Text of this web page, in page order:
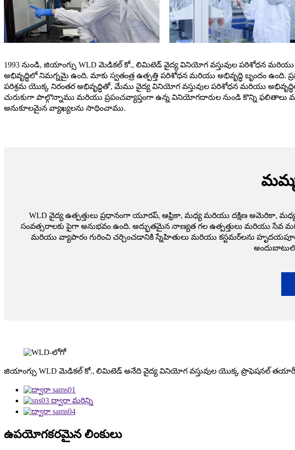
1993 నుండి, జియాంగ్సు WLD మెడికల్ కో., లిమిటెడ్ వైద్య వినియోగ వస్తువుల పరిశోధన మరియు
అభివృద్ధిలో నిమగ్నమై ఉంది. మాకు స్వతంత్ర ఉత్పత్తి పరిశోధన మరియు అభివృద్ధి బృందం ఉంది.
పరిశ్రమ యొక్క నిరంతర అభివృద్ధితో, మేము వైద్య వినియోగ వస్తువుల పరిశోధన మరియు
చురుకుగా పాల్గొన్నాము మరియు ప్రపంచవ్యాప్తంగా ఉన్న వినియోగదారుల నుండి కొన్ని ఫలితాలు
అనుకూలమైన వ్యాఖ్యలను సాధించాము.
WLD వైద్య ఉత్పత్తులు ప్రధానంగా యూరప్, ఆఫ్రికా, మధ్య మరియు దక్షిణ
సంవత్సరాలకు పైగా అనుభవం ఉంది. అద్భుతమైన నాణ్యత గల ఉత్పత్తులు మరియు సేవ
మరియు వ్యాపారం గురించి చర్చించడానికి స్నేహితులు మరియు కస్టమర్‌లను
జియాంగ్సు WLD మెడికల్ కో., లిమిటెడ్ అనేది వైద్య వినియోగ వస్తువుల యొక్క ప్రొఫెషనల్
ఉపయోగకరమైన లింకులు